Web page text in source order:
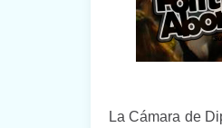
La Cámara de